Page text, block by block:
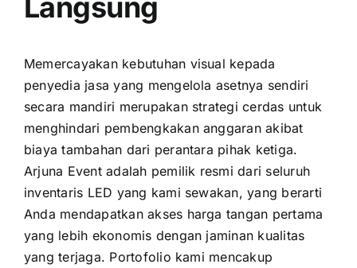
Langsung
Memercayakan kebutuhan visual kepada
penyedia jasa yang mengelola asetnya sendiri
secara mandiri merupakan strategi cerdas untuk
menghindari pembengkakan anggaran akibat
biaya tambahan dari perantara pihak ketiga.
Arjuna Event adalah pemilik resmi dari seluruh
inventaris LED yang kami sewakan, yang berarti
Anda mendapatkan akses harga tangan pertama
yang lebih ekonomis dengan jaminan kualitas
yang terjaga. Portofolio kami mencakup